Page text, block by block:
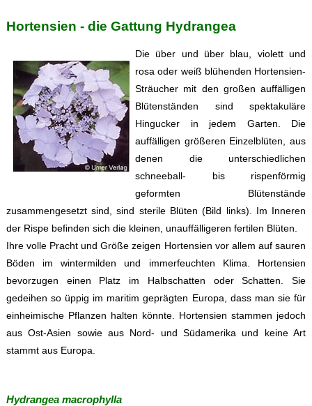
Hortensien - die Gattung Hydrangea
Die über und über blau, violett und
rosa oder weiß blühenden Hortensien-
Sträucher mit den großen auffälligen
Blütenständen sind spektakuläre
Hingucker in jedem Garten. Die
auffälligen größeren Einzelblüten, aus
denen die unterschiedlichen
schneeball- bis rispenförmig
geformten Blütenstände
zusammengesetzt sind, sind sterile Blüten (Bild links). Im Inneren
der Rispe befinden sich die kleinen, unauffälligeren fertilen Blüten.
Ihre volle Pracht und Größe zeigen Hortensien vor allem auf sauren
Böden im wintermilden und immerfeuchten Klima. Hortensien
bevorzugen einen Platz im Halbschatten oder Schatten. Sie
gedeihen so üppig im maritim geprägten Europa, dass man sie für
einheimische Pflanzen halten könnte. Hortensien stammen jedoch
aus Ost-Asien sowie aus Nord- und Südamerika und keine Art
stammt aus Europa.
Hydrangea macrophylla